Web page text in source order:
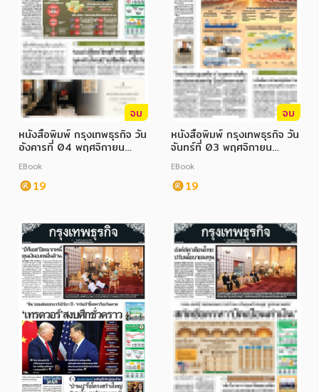
จบ
หนังสือพิมพ์ กรุงเทพธุรกิจ วัน
อังคารที่ 04 พฤศจิกายน
2568
EBook
19
จบ
หนังสือพิมพ์ กรุงเทพธุรกิจ วัน
จันทร์ที่ 03 พฤศจิกายน
2568
EBook
19